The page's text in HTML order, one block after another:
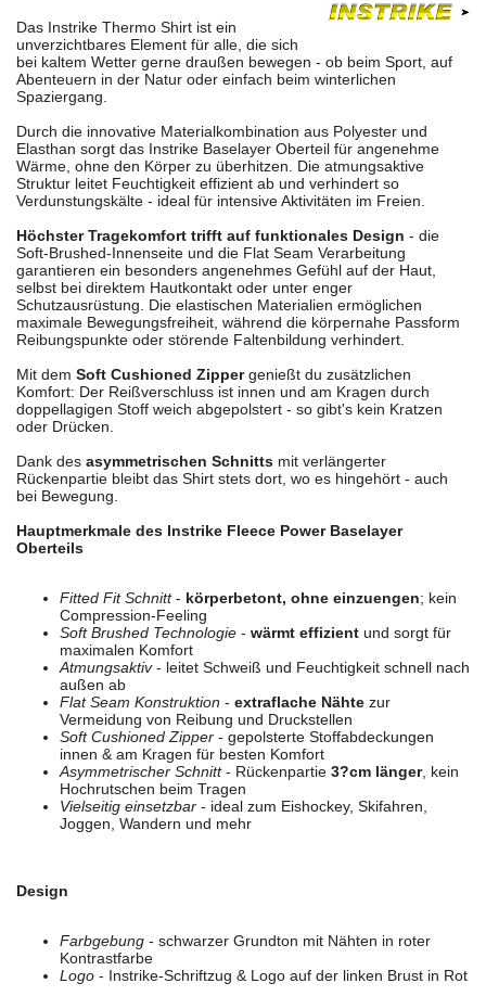
Das Instrike Thermo Shirt ist ein
unverzichtbares Element für alle, die sich
bei kaltem Wetter gerne draußen bewegen - ob beim Sport, auf
Abenteuern in der Natur oder einfach beim winterlichen
Spaziergang.
Durch die innovative Materialkombination aus Polyester und
Elasthan sorgt das Instrike Baselayer Oberteil für angenehme
Wärme, ohne den Körper zu überhitzen. Die atmungsaktive
Struktur leitet Feuchtigkeit effizient ab und verhindert so
Verdunstungskälte - ideal für intensive Aktivitäten im Freien.
Höchster Tragekomfort trifft auf funktionales Design - die
Soft-Brushed-Innenseite und die Flat Seam Verarbeitung
garantieren ein besonders angenehmes Gefühl auf der Haut,
selbst bei direktem Hautkontakt oder unter enger
Schutzausrüstung. Die elastischen Materialien ermöglichen
maximale Bewegungsfreiheit, während die körpernahe Passform
Reibungspunkte oder störende Faltenbildung verhindert.
Mit dem Soft Cushioned Zippergenießt du zusätzlichen
Komfort: Der Reißverschluss ist innen und am Kragen durch
doppellagigen Stoff weich abgepolstert - so gibt's kein Kratzen
oder Drücken.
Dank des asymmetrischen Schnitts mit verlängerter
Rückenpartie bleibt das Shirt stets dort, wo es hingehört - auch
bei Bewegung.
Hauptmerkmale des Instrike Fleece Power Baselayer
Oberteils
Fitted Fit Schnitt- körperbetont, ohne einzuengen; kein
Compression-Feeling
Soft Brushed Technologie - wärmt effizient und sorgt für
maximalen Komfort
Atmungsaktiv- leitet Schweiß und Feuchtigkeit schnell nach
außen ab
Flat Seam Konstruktion - extraflache Nähte zur
Vermeidung von Reibung und Druckstellen
Soft Cushioned Zipper - gepolsterte Stoffabdeckungen
innen & am Kragen für besten Komfort
Asymmetrischer Schnitt- Rückenpartie 3?cm länger, kein
Hochrutschen beim Tragen
Vielseitig einsetzbar - ideal zum Eishockey, Skifahren,
Joggen, Wandern und mehr
Design
Farbgebung - schwarzer Grundton mit Nähten in roter
Kontrastfarbe
Logo - Instrike-Schriftzug & Logo auf der linken Brust in Rot